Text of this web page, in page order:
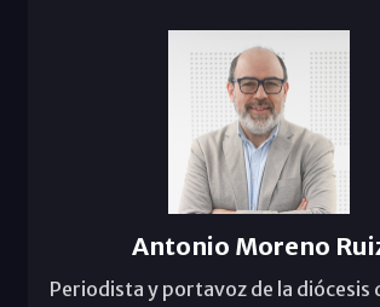
Antonio Moreno
Periodista y portavoz de la diócesis